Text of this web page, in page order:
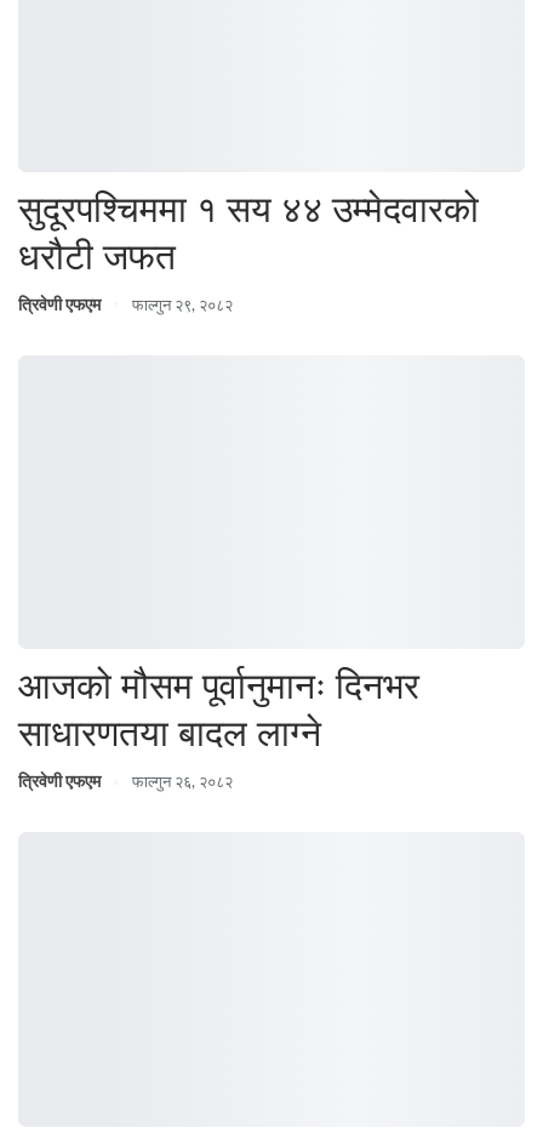
सुदूरपश्चिममा १ सय ४४ उम्मेदवारको
धरौटी जफत
त्रिवेणी एफएम फाल्गुन २९, २०८२
आजको मौसम पूर्वानुमानः दिनभर
साधारणतया बादल लाग्ने
त्रिवेणी एफएम फाल्गुन २६, २०८२